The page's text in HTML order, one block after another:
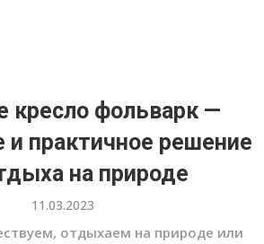
кресло фольварк —
и практичное решение
на природе
11.03.2023
отдыхаем на природе или